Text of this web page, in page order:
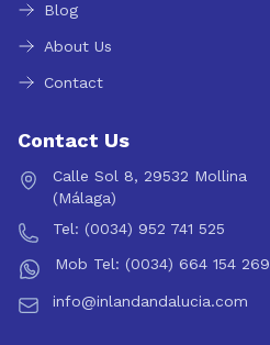
Blog
About Us
Contact
Contact Us
Calle Sol 8, 29532 Mollina
(Málaga)
Tel: (0034) 952 741 525
Mob Tel: (0034) 664 154 269
info@inlandandalucia.com